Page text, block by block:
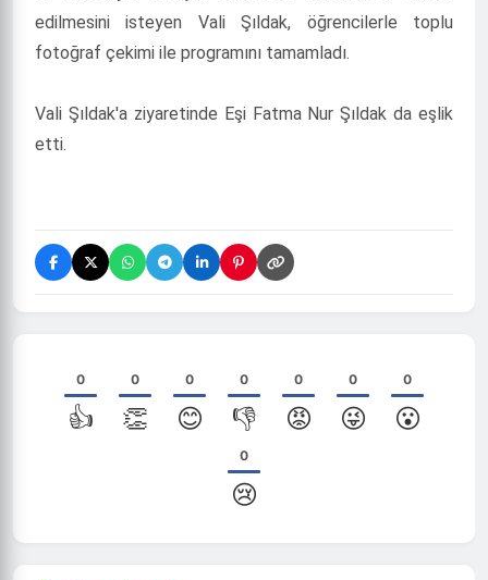
edilmesini isteyen Vali Şıldak, öğrencilerle toplu
fotoğraf çekimi ile programını tamamladı.
Vali Şıldak'a ziyaretinde Eşi Fatma Nur Şıldak da eşlik
etti.
0
👍
0
👏
0
😊
0
👎
0
😡
0
😜
0
😮
0
😢